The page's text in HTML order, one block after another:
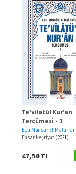
Te'vilatül Kur'an
Tercümesi - 1
Ebu Mansur El-Matüridi
Ensar Neşriyat (2021)
47,50TL